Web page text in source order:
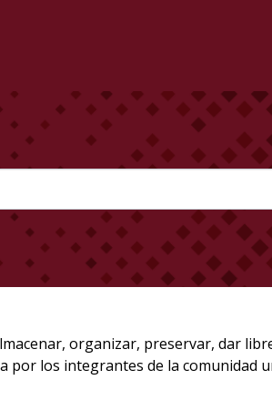
organizar, preservar, dar
por los integrantes de la comunidad